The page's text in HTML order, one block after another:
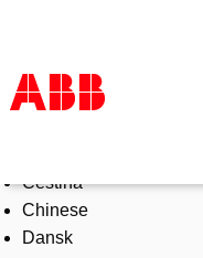
Products & Solutions
Industries
Services
Čeština
Chinese
Dansk